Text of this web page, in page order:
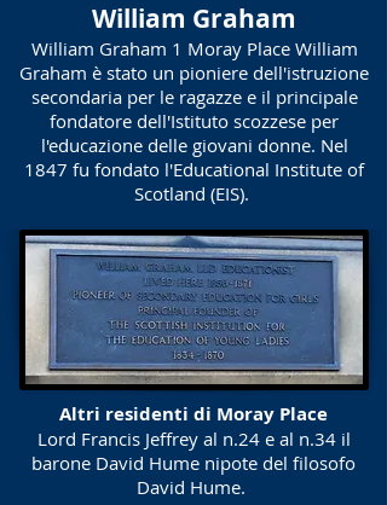
William Graham
William Graham 1 Moray Place William
Graham è stato un pioniere dell'istruzione
secondaria per le ragazze e il principale
fondatore dell'Istituto scozzese per
l'educazione delle giovani donne. Nel
1847 fu fondato l'Educational Institute of
Scotland (EIS).
Altri residenti di Moray Place
Lord Francis Jeffrey al n.24 e al n.34 il
barone David Hume nipote del filosofo
David Hume.